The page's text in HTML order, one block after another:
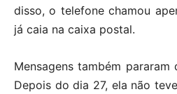
disso, o telefone chamou
já caia na caixa postal.
Mensagens também
Depois do dia 27, ela não